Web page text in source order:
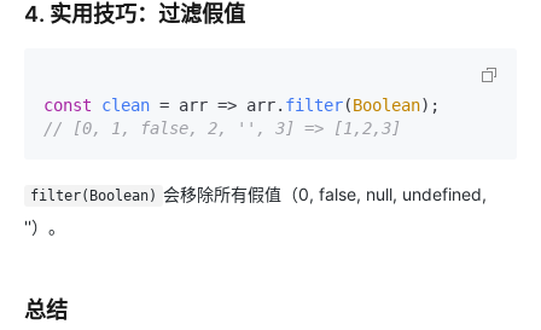
4. 实用技巧：过滤假值
const clean = arr => arr. filter(Boolean
// [0, 1, false, 2, '', 3] => [1,2,3]
filter(Boolean) 会移除所有假值（0, false, null, undefined,
''）。
总结